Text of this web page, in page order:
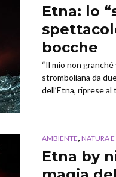
Etna: lo
bocche
“Il mio non
stromboliana da
dell’Etna, riprese
AMBIENTE, NATURA
Etna by